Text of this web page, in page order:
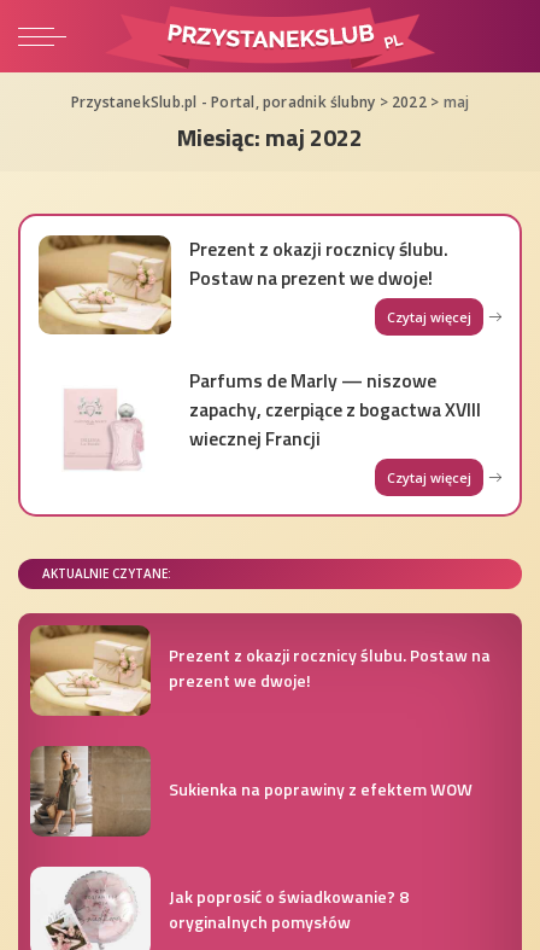
PrzystanekSlub.pl - Portal, poradnik ślubny > 2022> maj
Miesiąc:maj 2022
Prezent z okazji rocznicy ślubu.
Postaw na prezent we dwoje!
Czytaj więcej
Parfums de Marly — niszowe
zapachy, czerpiące z bogactwa XVIII
wiecznej Francji
Czytaj więcej
AKTUALNIE CZYTANE:
Prezent z okazji rocznicy ślubu. Postaw na
prezent we dwoje!
Sukienka na poprawiny z efektem WOW
Jak poprosić o świadkowanie? 8
oryginalnych pomysłów